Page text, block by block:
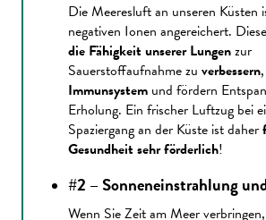
Die Meeresluft an unseren Küsten
negativen Ionen angereichert.
die Fähigkeit unserer Lungenzur
Sauerstoffaufnahme zu verbessern,
Immunsystem und fördern
Erholung. Ein frischer Luftzug bei
Spaziergang an der Küste ist daher
Gesundheit sehr förderlich!
#2 – Sonneneinstrahlung
Wenn Sie Zeit am Meer